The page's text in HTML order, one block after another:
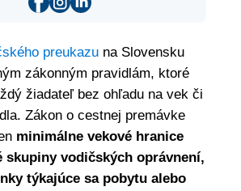
preukazuna Slovensku
zákonným pravidlám, ktoré
žiadateľ bez ohľadu na vek či
Zákon o cestnej premávke
minimálne vekové hranice
skupiny vodičských oprávnení,
týkajúce sa pobytu alebo